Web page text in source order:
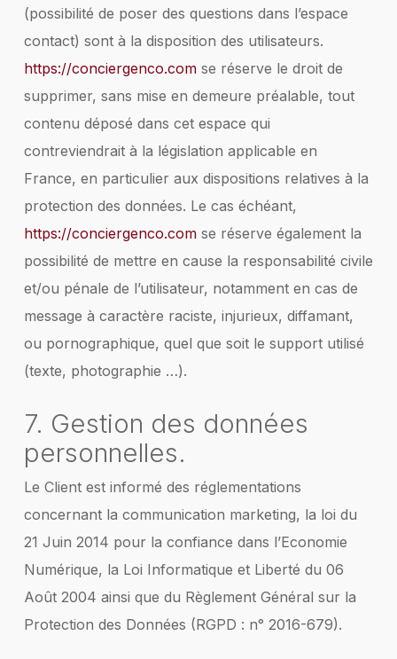
(possibilité de poser des questions dans l’espace
contact) sont à la disposition des utilisateurs.
https://conciergenco.comse réserve le droit de
supprimer, sans mise en demeure préalable, tout
contenu déposé dans cet espace qui
contreviendrait à la législation applicable en
France, en particulier aux dispositions relatives à la
protection des données. Le cas échéant,
https://conciergenco.comse réserve également la
possibilité de mettre en cause la responsabilité civile
et/ou pénale de l’utilisateur, notamment en cas de
message à caractère raciste, injurieux, diffamant,
ou pornographique, quel que soit le support utilisé
(texte, photographie …).
7. Gestion des données
personnelles.
Le Client est informé des réglementations
concernant la communication marketing, la loi du
21 Juin 2014 pour la confiance dans l’Economie
Numérique, la Loi Informatique et Liberté du 06
Août 2004 ainsi que du Règlement Général sur la
Protection des Données (RGPD : n° 2016-679).